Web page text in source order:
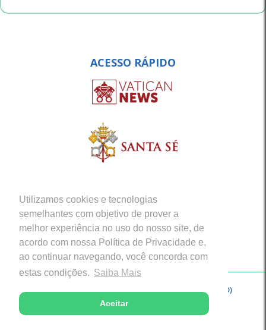
Utilizamos cookies e tecnologias
semelhantes com objetivo de prover a
melhor experiência no uso do nosso site, de
acordo com nossa Política de Privacidade e,
ao continuar navegando, você concorda com
estas condições. Saiba Mais
Aceitar
ACESSO RÁPIDO
Copyright © 2026 - Arquidiocese de Porto Velho (RO)
Desenvolvido com excelência por